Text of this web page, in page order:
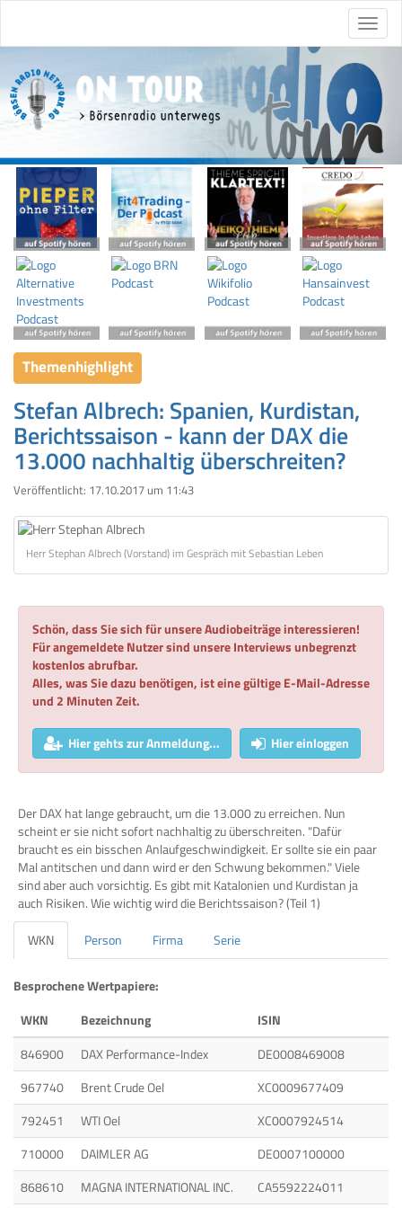
Themenhighlight
Stefan Albrech: Spanien, Kurdistan,
Berichtssaison - kann der DAX die
13.000 nachhaltig überschreiten?
Veröffentlicht: 17.10.2017 um 11:43
Herr Stephan Albrech (Vorstand) im Gespräch mit Sebastian Leben
Schön, dass Sie sich für unsere Audiobeiträge interessieren!
Für angemeldete Nutzer sind unsere Interviews unbegrenzt
kostenlos abrufbar.
Alles, was Sie dazu benötigen, ist eine gültige E-Mail-Adresse
und 2 Minuten Zeit.
Hier gehts zur Anmeldung... Hier einloggen
Der DAX hat lange gebraucht, um die 13.000 zu erreichen. Nun
scheint er sie nicht sofort nachhaltig zu überschreiten. "Dafür
braucht es ein bisschen Anlaufgeschwindigkeit. Er sollte sie ein paar
Mal antitschen und dann wird er den Schwung bekommen." Viele
sind aber auch vorsichtig. Es gibt mit Katalonien und Kurdistan ja
auch Risiken. Wie wichtig wird die Berichtssaison? (Teil 1)
WKN
Person Firma Serie
Besprochene Wertpapiere:
WKN
Bezeichnung
ISIN
846900
DAX Performance-Index
DE0008469008
967740
Brent Crude Oel
XC0009677409
792451
WTI Oel
XC0007924514
710000
DAIMLER AG
DE0007100000
868610
MAGNA INTERNATIONAL INC. CA5592224011